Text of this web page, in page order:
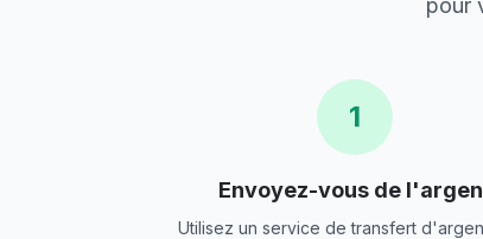
pour
1
Envoyez-vous de
Utilisez un service de transfert